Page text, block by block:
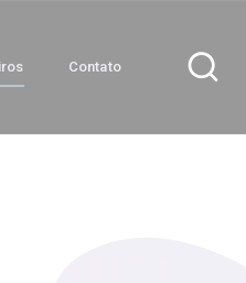
Contato